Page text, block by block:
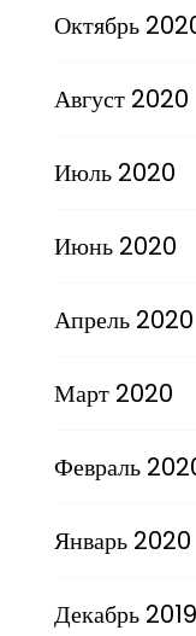
Октябрь
Август 2020
Июль 2020
Июнь 2020
Апрель 2020
Март 2020
Февраль
Январь 2020
Декабрь 2019